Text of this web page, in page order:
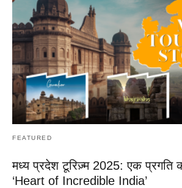
FEATURED
मध्य प्रदेश टूरिज़्म 2025: एक प्रगति
‘Heart of Incredible India’